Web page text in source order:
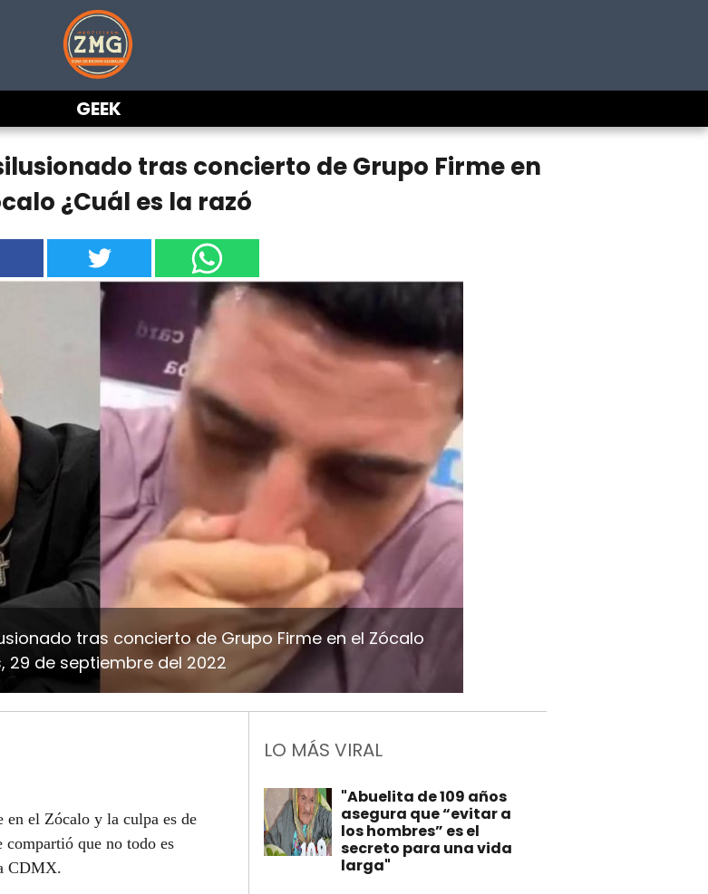
GEEK
tras concierto de Grupo Firme en
¿Cuál es la razó
tras concierto de Grupo Firme en el Zócalo
29 de septiembre del 2022
en el Zócalo y la culpa es de
compartió que no todo es
CDMX.
LO MÁS VIRAL
"Abuelita de 109 años
asegura que “evitar a
los hombres” es el
secreto para una vida
larga"